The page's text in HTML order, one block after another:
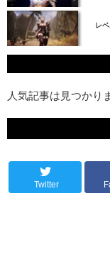
レ
人気記事は見つかり
Twitter